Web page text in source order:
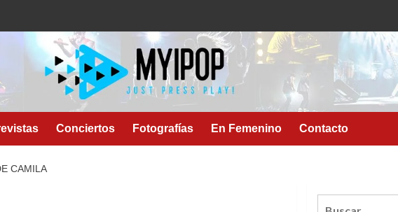
Conciertos Fotografías En Femenino Contacto
CAMILA